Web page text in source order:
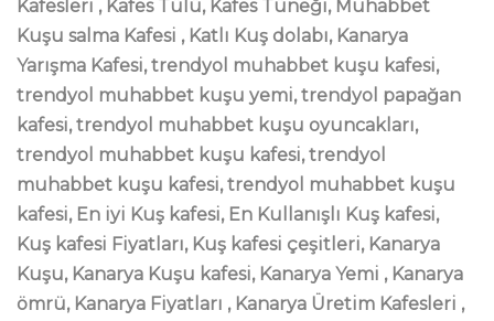
Kafesleri , Kafes Tülü, Kafes Tüneği, Muhabbet
Kuşu salma Kafesi , Katlı Kuş dolabı, Kanarya
Yarışma Kafesi, trendyol muhabbet kuşu kafesi,
trendyol muhabbet kuşu yemi, trendyol papağan
kafesi, trendyol muhabbet kuşu oyuncakları,
trendyol muhabbet kuşu kafesi, trendyol
muhabbet kuşu kafesi, trendyol muhabbet kuşu
kafesi, En iyi Kuş kafesi, En Kullanışlı Kuş kafesi,
Kuş kafesi Fiyatları, Kuş kafesi çeşitleri, Kanarya
Kuşu, Kanarya Kuşu kafesi, Kanarya Yemi , Kanarya
ömrü, Kanarya Fiyatları , Kanarya Üretim Kafesleri ,